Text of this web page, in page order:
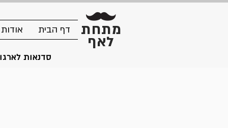
דף הבית אודות
סדנאות
מתחת
לאף